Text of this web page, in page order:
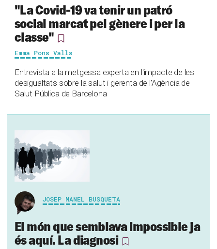
"La Covid-19 va tenir un patró
social marcat pel gènere i per la
classe"
Emma Pons Valls
Entrevista a la metgessa experta en l'impacte de les
desigualtats sobre la salut i gerenta de l'Agència de
Salut Pública de Barcelona
JOSEP MANEL BUSQUETA
El món que semblava impossible ja
és aquí. La diagnosi